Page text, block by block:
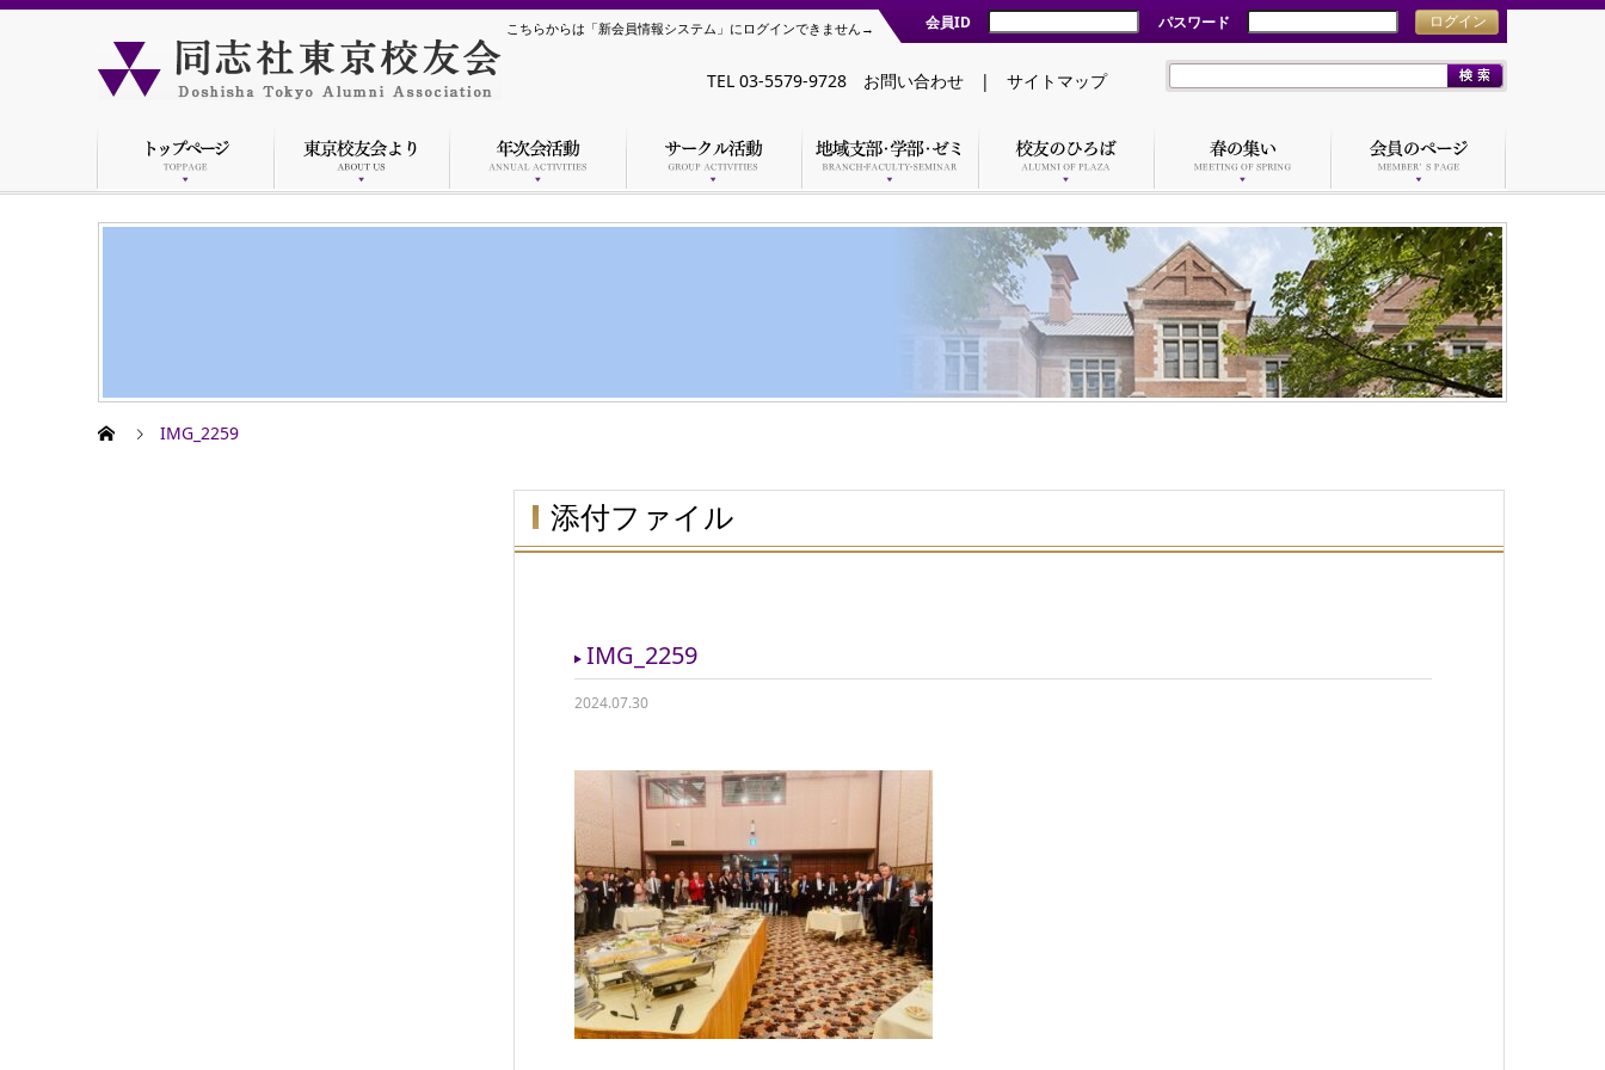
こちらからは「新会員情報システム」にログインできません→ 会員ID パスワード ログイン
TEL 03-5579-9728 お問い合わせ | サイトマップ
IMG_2259
添付ファイル
IMG_2259
2024.07.30